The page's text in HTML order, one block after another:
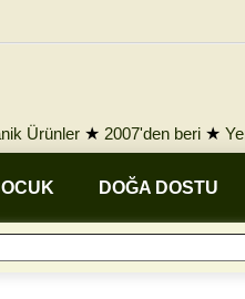
Ürünler ★ 2007'den beri ★
DOĞA DOSTU